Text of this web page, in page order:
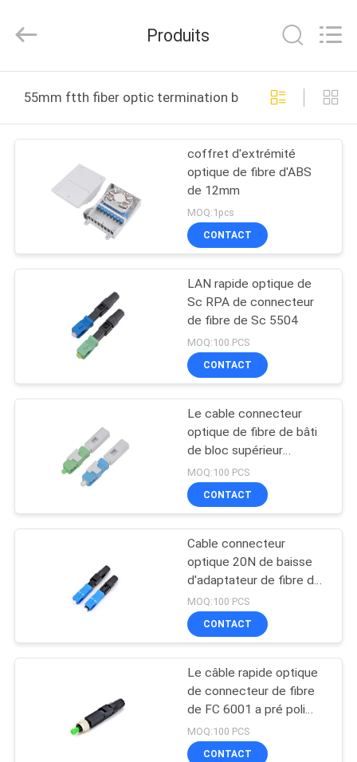
MAISON
PRODUITS
NOUS
D'USINE
CONTRÔLE
QUALITÉ
NOUS
NOUVELLES
Technology
Rights
Produits
55mm ftth fiber optic termination box fabrication en
coffret d'extrémité
optique de fibre d'ABS
de 12mm
MOQ:1pcs
CONTACT
LAN rapide optique de
Sc RPA de connecteur
de fibre de Sc 5504
MOQ:100 PCS
CONTACT
Le cable connecteur
optique de fibre de bâti
de bloc supérieur
dactylographie
l'Assemblée de champ
FTTB
MOQ:100 PCS
CONTACT
Cable connecteur
optique 20N de baisse
d'adaptateur de fibre de
Sc 5501 de CATV
MOQ:100 PCS
CONTACT
Le câble rapide optique
de connecteur de fibre
de FC 6001 a pré poli
l'Assemblée de gisement
d'olive
MOQ:100 PCS
CONTACT